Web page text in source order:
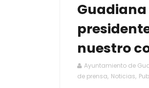
nuestro
Ayuntamiento de
de prensa, Noticias,